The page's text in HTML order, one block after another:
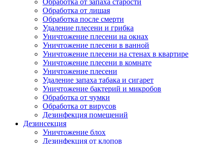
Обработка от запаха старости
Обработка от лишая
Обработка после смерти
Удаление плесени и грибка
Уничтожение плесени на окнах
Уничтожение плесени в ванной
Уничтожение плесени на стенах в квартире
Уничтожение плесени в комнате
Уничтожение плесени
Удаление запаха табака и сигарет
Уничтожение бактерий и микробов
Обработка от чумки
Обработка от вирусов
Дезинфекция помещений
Дезинсекция
Уничтожение блох
Дезинфекция от клопов